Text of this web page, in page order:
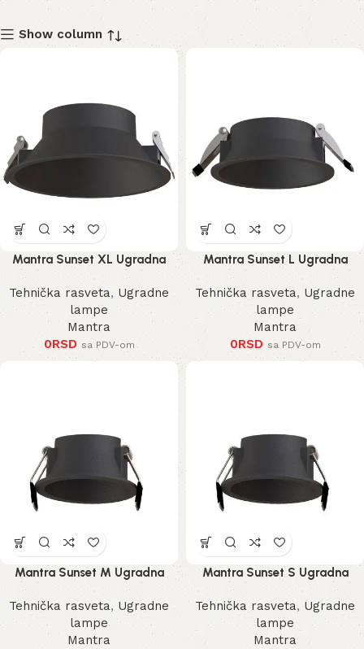
Show column
Mantra Sunset XL Ugradna
Lampa
Tehnička rasveta, Ugradne
lampe
Mantra
0RSD sa PDV-om
Mantra Sunset L Ugradna
Lampa
Tehnička rasveta, Ugradne
lampe
Mantra
0RSD sa PDV-om
Mantra Sunset M Ugradna
Lampa
Tehnička rasveta, Ugradne
lampe
Mantra
Mantra Sunset S Ugradna
Lampa
Tehnička rasveta, Ugradne
lampe
Mantra